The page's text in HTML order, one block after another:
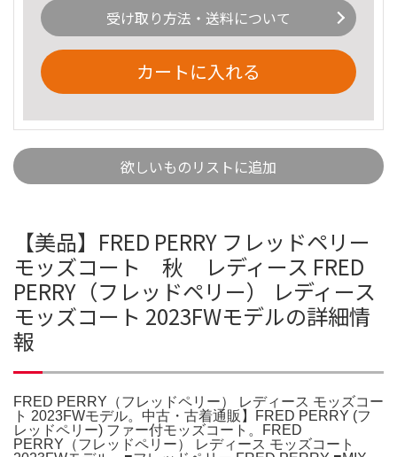
受け取り方法・送料について
カートに入れる
欲しいものリストに追加
【美品】FRED PERRY フレッドペリー
モッズコート 秋 レディース FRED
PERRY（フレッドペリー） レディース
モッズコート 2023FWモデルの詳細情
報
FRED PERRY（フレッドペリー） レディース モッズコー
ト 2023FWモデル。中古・古着通販】FRED PERRY (フ
レッドペリー) ファー付モッズコート。FRED
PERRY（フレッドペリー） レディース モッズコート